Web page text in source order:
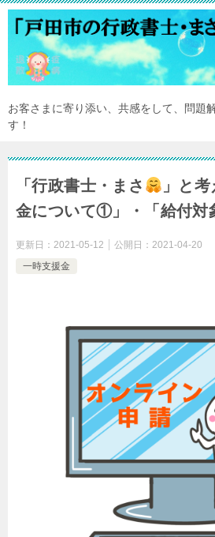
お客さまに寄り添い、共感をして、問題
す！
「行政書士・まさ
」と
金について①」・「給付対
更新日： 2021-05-12 公開日： 2021-04-20
一時支援金